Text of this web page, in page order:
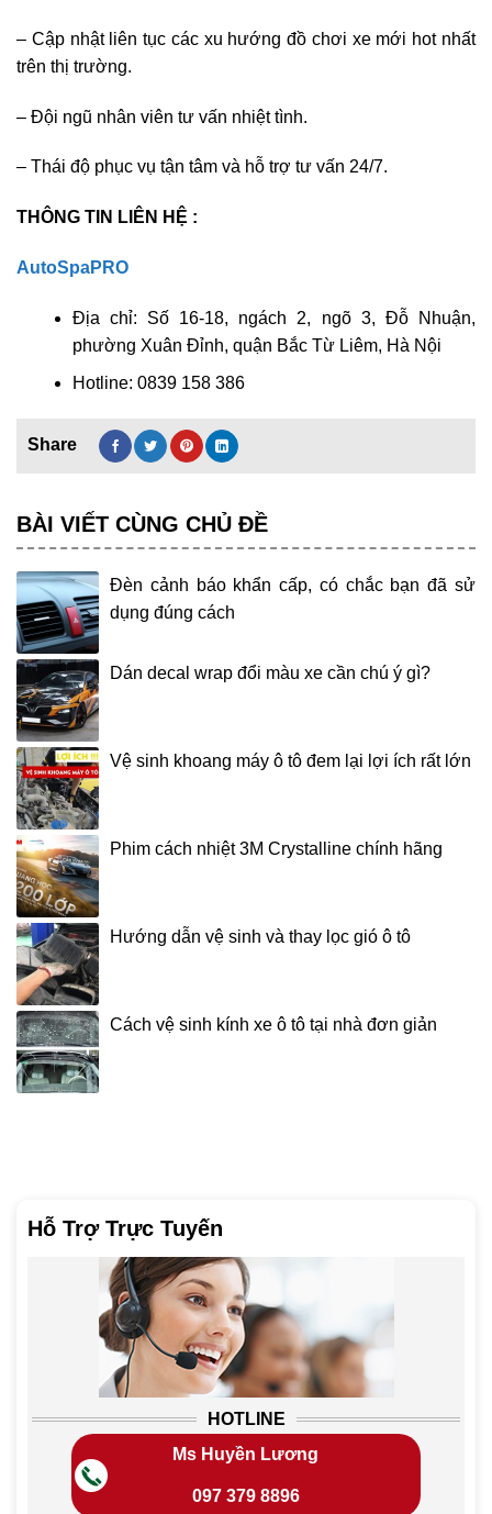
Hỗ Trợ Trực Tuyến
HOTLINE
Ms Huyền Lương
097 379 8896
– Cập nhật liên tục các xu hướng đồ chơi xe mới hot nhất
trên thị trường.
– Đội ngũ nhân viên tư vấn nhiệt tình.
– Thái độ phục vụ tận tâm và hỗ trợ tư vấn 24/7.
THÔNG TIN LIÊN HỆ :
AutoSpaPRO
Địa chỉ: Số 16-18, ngách 2, ngõ 3, Đỗ Nhuận,
phường Xuân Đỉnh, quận Bắc Từ Liêm, Hà Nội
Hotline: 0839 158 386
BÀI VIẾT CÙNG CHỦ ĐỀ
Đèn cảnh báo khẩn cấp, có chắc bạn đã sử
dụng đúng cách
Dán decal wrap đổi màu xe cần chú ý gì?
Vệ sinh khoang máy ô tô đem lại lợi ích rất lớn
Phim cách nhiệt 3M Crystalline chính hãng
Hướng dẫn vệ sinh và thay lọc gió ô tô
Cách vệ sinh kính xe ô tô tại nhà đơn giản